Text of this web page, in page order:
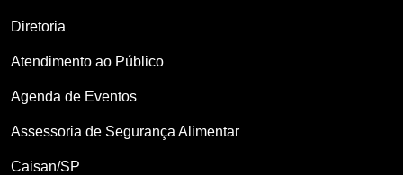
Diretoria
Atendimento ao Público
Agenda de Eventos
Assessoria de Segurança Alimentar
Caisan/SP